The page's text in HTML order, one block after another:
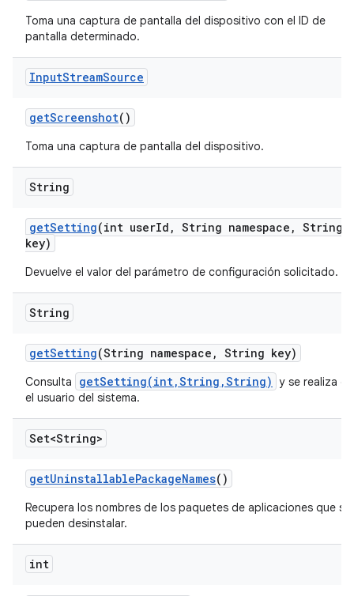
Toma una captura de pantalla del dispositivo con el ID de
pantalla determinado.
InputStreamSource
getScreenshot()
Toma una captura de pantalla del dispositivo.
String
getSetting(int userId , String namespace , String
key)
Devuelve el valor del parámetro de configuración solicitado.
String
getSetting(String namespace , String key)
Consulta getSetting(int,String,String) y se realiza en
el usuario del sistema.
Set<String>
getUninstallablePackageNames()
Recupera los nombres de los paquetes de aplicaciones que se
pueden desinstalar.
int